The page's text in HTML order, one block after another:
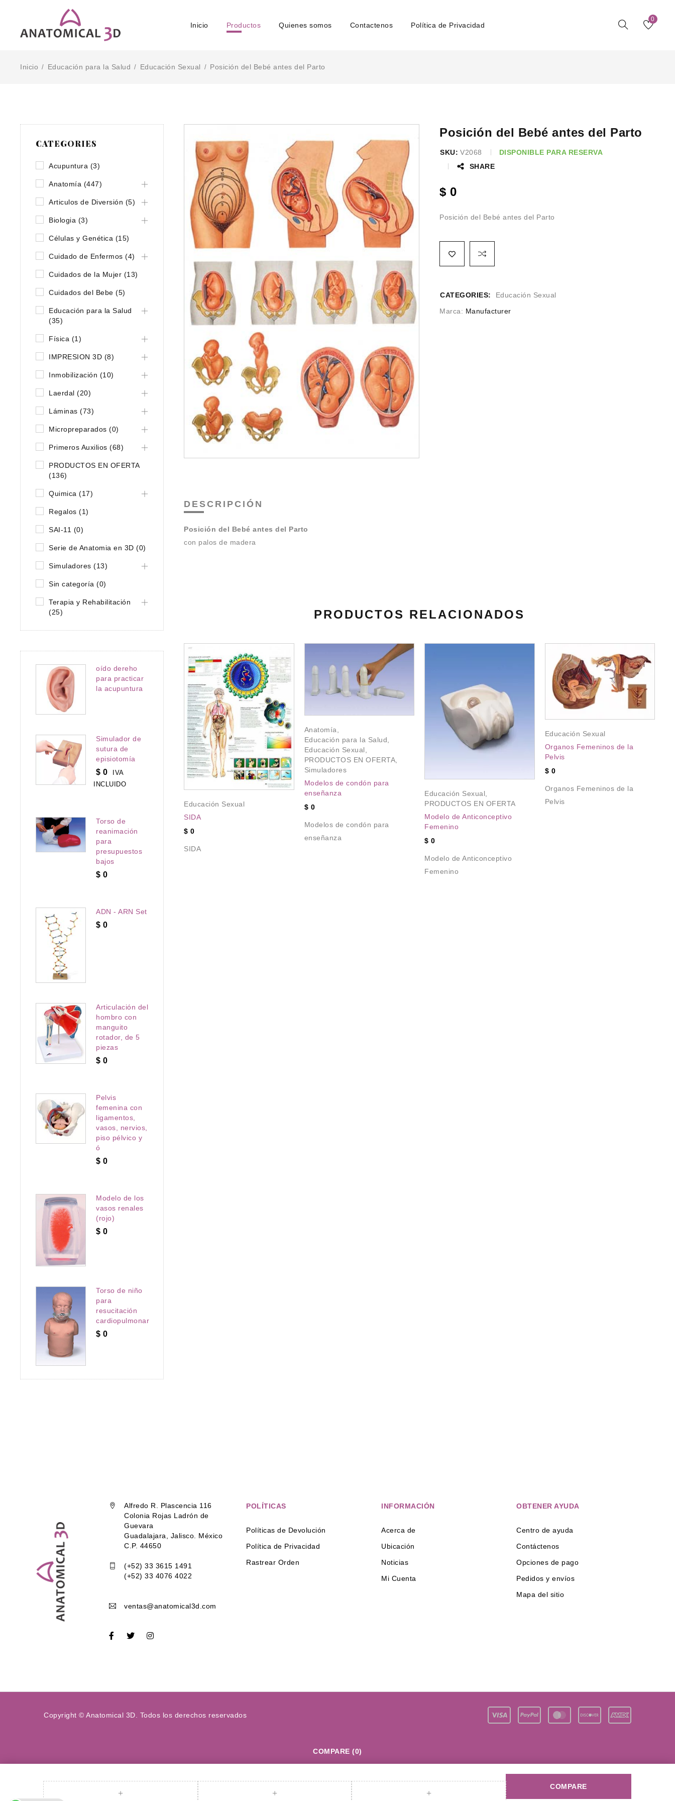
Inicio Productos Quienes somos Contactenos Política de Privacidad
0
Inicio / Educación para la Salud / Educación Sexual / Posición del Bebé antes del Parto
CATEGORIES
Acupuntura (3)
Anatomía (447)
Articulos de Diversión (5)
Biologia (3)
Células y Genética (15)
Cuidado de Enfermos (4)
Cuidados de la Mujer (13)
Cuidados del Bebe (5)
Educación para la Salud
(35)
Física (1)
IMPRESION 3D (8)
Inmobilización (10)
Laerdal (20)
Láminas (73)
Micropreparados (0)
Primeros Auxilios (68)
PRODUCTOS EN OFERTA
(136)
Quimica (17)
Regalos (1)
SAI-11 (0)
Serie de Anatomia en 3D (0)
Simuladores (13)
Sin categoría (0)
Terapia y Rehabilitación
(25)
oído dereho
para practicar
la acupuntura
Simulador de
sutura de
episiotomía
$ 0
IVA
INCLUIDO
Torso de
reanimación
para
presupuestos
bajos
$ 0
ADN - ARN Set
$ 0
Articulación del
hombro con
manguito
rotador, de 5
piezas
$ 0
Pelvis
femenina con
ligamentos,
vasos, nervios,
piso pélvico y
ó
$ 0
Modelo de los
vasos renales
(rojo)
$ 0
Torso de niño
para
resucitación
cardiopulmonar
$ 0
Posición del Bebé antes del Parto
SKU: V2068
DISPONIBLE PARA RESERVA
SHARE
$ 0
Posición del Bebé antes del Parto
CATEGORIES:
Educación Sexual
Marca: Manufacturer
DESCRIPCIÓN
Posición del Bebé antes del Parto
con palos de madera
PRODUCTOS RELACIONADOS
el uso de
el uso de
Anatomía Educación Sexual
,
Embarazo, Genital y Pelvis
PRODUCTOS EN OFERTA
Educador para la planificación
familiar
$0
Educador para la planificación
Educación Sexual
SIDA
$ 0
SIDA
Anatomía,
Educación para la Salud,
Educación Sexual,
PRODUCTOS EN OFERTA,
Simuladores
Modelos de condón para
enseñanza
$ 0
Modelos de condón para
enseñanza
Educación Sexual
PRODUCTOS EN OFERTA
Modelo de Anticonceptivo
Femenino
$ 0
Modelo de Anticonceptivo
Femenino
Educación Sexual
Organos Femeninos de la
Pelvis
$ 0
Organos Femeninos de la
Pelvis
Alfredo R. Plascencia 116
Colonia Rojas Ladrón de
Guevara
Guadalajara, Jalisco. México
C.P. 44650
(+52) 33 3615 1491
(+52) 33 4076 4022
ventas@anatomical3d.com
POLÍTICAS
Políticas de Devolución
Política de Privacidad
Rastrear Orden
INFORMACIÓN
Acerca de
Ubicación
Noticias
Mi Cuenta
OBTENER AYUDA
Centro de ayuda
Contáctenos
Opciones de pago
Pedidos y envíos
Mapa del sitio
Copyright © Anatomical 3D. Todos los derechos reservados
COMPARE (0)
COMPARE